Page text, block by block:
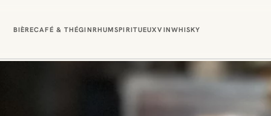
BIÈRECAFÉ & THÉGINRHUMSPIRITUEUXVINWHISKY